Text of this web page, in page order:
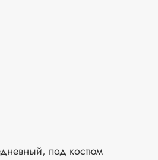
под костюм